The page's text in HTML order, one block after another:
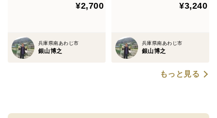
¥2,700
兵庫県南あわじ市
銀山博之
¥3,240
兵庫県南あわじ市
銀山博之
もっと見る